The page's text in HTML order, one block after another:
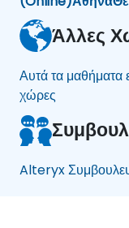
Άλλες
Αυτά τα μαθήματα
χώρες
Alteryx